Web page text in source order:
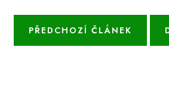
PŘEDCHOZÍ ČLÁNEK